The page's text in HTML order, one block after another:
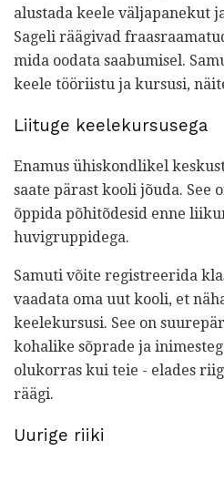
alustada keele väljapanekut
Sageli räägivad
mida oodata saabumisel.
keele tööriistu ja kursusi,
Liituge keelekursusega
Enamus ühiskondlikel
saate pärast kooli jõuda. See
õppida põhitõdesid enne
huvigruppidega.
Samuti võite registreerida
vaadata oma uut kooli, et
keelekursusi. See on
kohalike sõprade ja
olukorras kui teie - elades
räägi.
Uurige riiki